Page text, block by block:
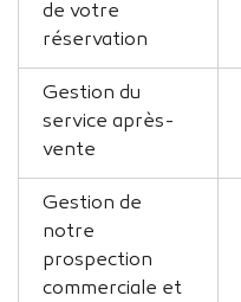
de votre
réservation
Gestion du
service après-
vente
Gestion de
notre
prospection
commerciale et